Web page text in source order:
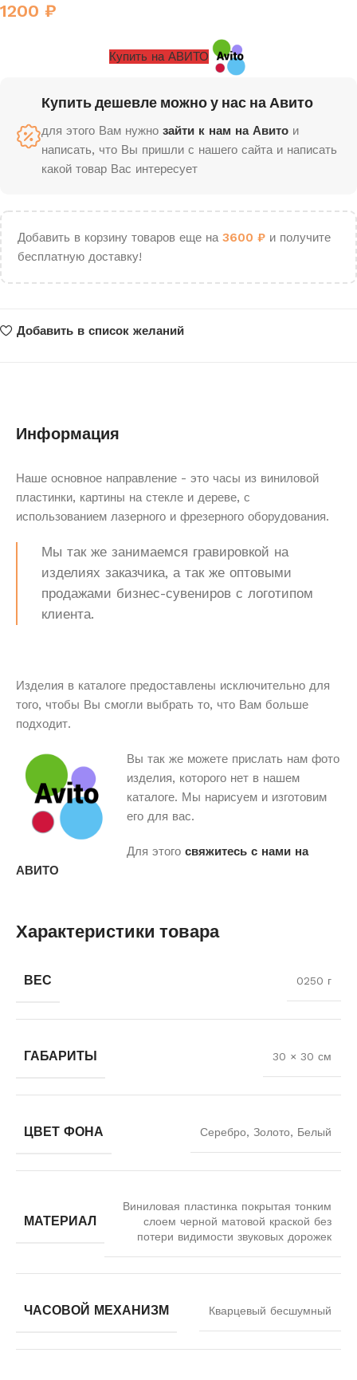
1200 ₽
Купить на АВИТО
Купить дешевле можно у нас на Авито
для этого Вам нужно зайти к нам на Авито и
написать, что Вы пришли с нашего сайта и написать
какой товар Вас интересует
Добавить в корзину товаров еще на 3600 ₽ и получите
бесплатную доставку!
Добавить в список желаний
Информация
Наше основное направление - это часы из виниловой
пластинки, картины на стекле и дереве, с
использованием лазерного и фрезерного оборудования.
Мы так же занимаемся гравировкой на
изделиях заказчика, а так же оптовыми
продажами бизнес-сувениров с логотипом
клиента.
Изделия в каталоге предоставлены исключительно для
того, чтобы Вы смогли выбрать то, что Вам больше
подходит.
Вы так же можете прислать нам фото
изделия, которого нет в нашем
каталоге. Мы нарисуем и изготовим
его для вас.
Для этого свяжитесь с нами на
АВИТО
Характеристики товара
ВЕС 0250 г
ГАБАРИТЫ 30 × 30 см
ЦВЕТ ФОНА Серебро, Золото, Белый
МАТЕРИАЛ
Виниловая пластинка покрытая тонким
слоем черной матовой краской без
потери видимости звуковых дорожек
ЧАСОВОЙ МЕХАНИЗМ Кварцевый бесшумный